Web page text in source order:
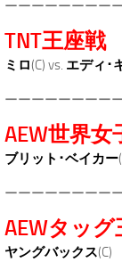
ーーーーーーーー
TNT王座戦
ミロ(C) vs. エディ･
ーーーーーーーー
AEW世界女
ブリット･ベイカー
ーーーーーーーー
AEWタッ
ヤングバックス(C)